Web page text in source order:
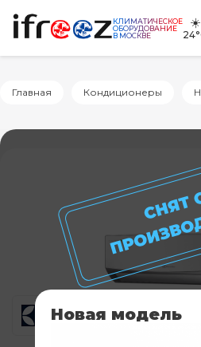
КЛИМАТИЧЕСКОЕ
ОБОРУДОВАНИЕ
В МОСКВЕ
☀️
Главная Кондиционеры
Новая модель